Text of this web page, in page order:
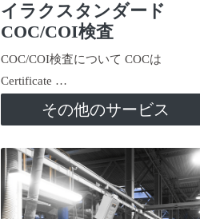
イラクスタンダード
COC/COI検査
COC/COI検査について COCは
Certificate …
その他のサービス